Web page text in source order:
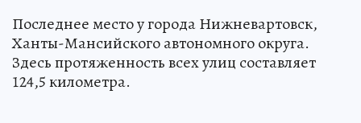
Последнее место у города Нижневартовск,
Ханты-Мансийского автономного округа.
Здесь протяженность всех улиц составляет
124,5 километра.